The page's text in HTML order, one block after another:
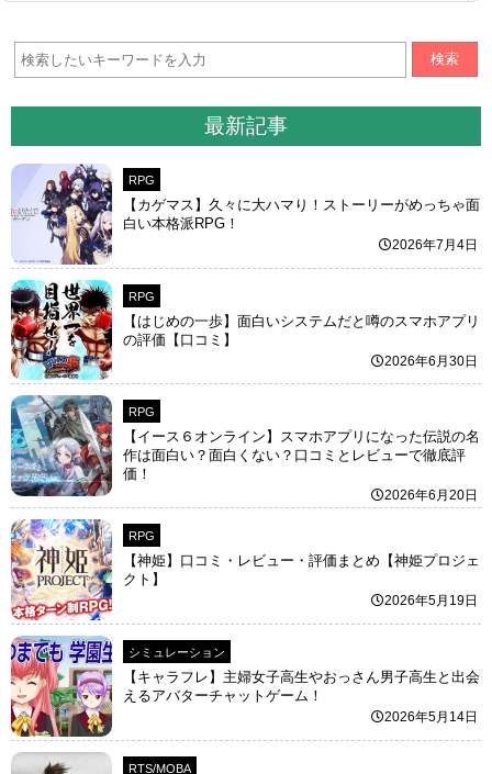
検索
最新記事
RPG
【カゲマス】久々に大ハマり！ストーリーがめっちゃ面
白い本格派RPG！
2026年7月4日
RPG
【はじめの一歩】面白いシステムだと噂のスマホアプリ
の評価【口コミ】
2026年6月30日
RPG
【イース６オンライン】スマホアプリになった伝説の名
作は面白い？面白くない？口コミとレビューで徹底評
価！
2026年6月20日
RPG
【神姫】口コミ・レビュー・評価まとめ【神姫プロジェ
クト】
2026年5月19日
シミュレーション
【キャラフレ】主婦女子高生やおっさん男子高生と出会
えるアバターチャットゲーム！
2026年5月14日
RTS/MOBA